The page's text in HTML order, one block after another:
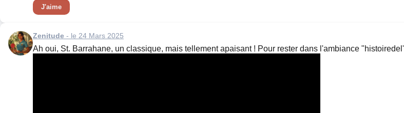
J'aime
Zenitude - le 24 Mars 2025
Ah oui, St. Barrahane, un classique, mais tellement apaisant ! Pour rester dans l'ambiance